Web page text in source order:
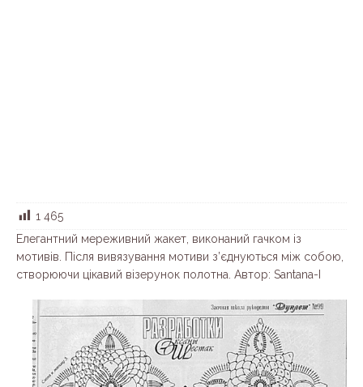
1 465
Елегантний мереживний жакет, виконаний гачком із
мотивів. Після вивязування мотиви з’єднуються між собою,
створюючи цікавий візерунок полотна. Автор: Santana-I